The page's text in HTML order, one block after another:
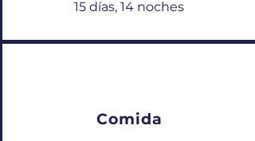
15 días, 14 noches
Comida